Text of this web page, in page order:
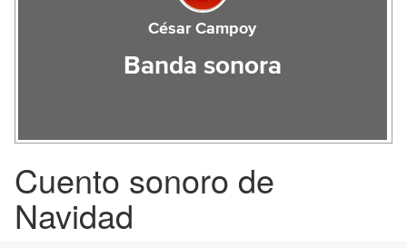
César Campoy
Banda sonora
Cuento sonoro de
Navidad